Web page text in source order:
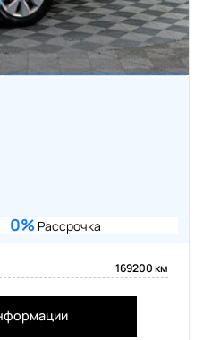
0% Рассрочка
169200 км